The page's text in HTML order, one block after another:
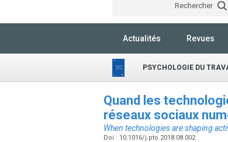
Rechercher
Actualités Revues
PSYCHOLOGIE DU
Quand les
réseaux sociaux
When technologies are shaping
Doi : 10.1016/j.pto.2018.08.002